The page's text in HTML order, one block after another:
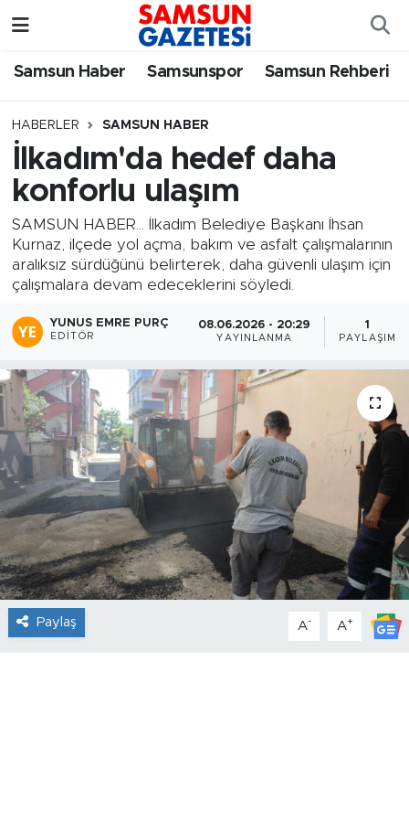
Samsun Haber Samsunspor Samsun Rehberi
HABERLER SAMSUN HABER
İlkadım'da hedef daha
konforlu ulaşım
SAMSUN HABER... İlkadım Belediye Başkanı İhsan
Kurnaz, ilçede yol açma, bakım ve asfalt çalışmalarının
aralıksız sürdüğünü belirterek, daha güvenli ulaşım için
çalışmalara devam edeceklerini söyledi.
YUNUS EMRE PURÇ
EDITÖR
08.06.2026 - 20:29
YAYINLANMA
1
PAYLAŞIM
Paylaş A- A+
Samsun Haber
Samsun Rehberi
Samsun Nöbetçi Eczaneler
SAMSUN Namaz Vakitleri
Samsun Trafik Yoğunluk Haritası
Süper Lig Puan Durumu ve Fikstür
Haber Arşivi